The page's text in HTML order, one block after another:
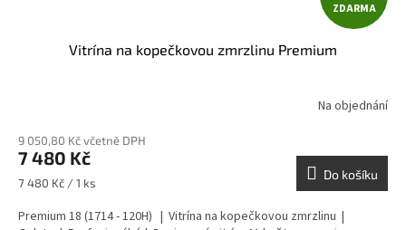
D
R
A
ZDARMA
Vitrína na kopečkovou zmrzlinu Premium
Na objednání
9 050,80 Kč včetně DPH
7 480 Kč
Měrná
7 480 Kč / 1 ks
Do košíku
Premium 18 (1714 - 120H) | Vitrína na kopečkovou zmrzlinu |